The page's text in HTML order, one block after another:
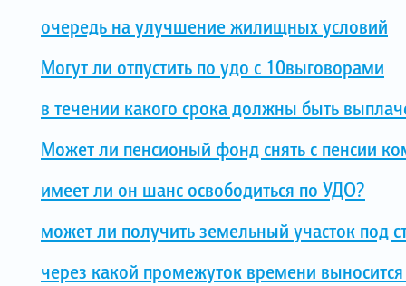
очередь на улучшение жилищных условий
Могут ли отпустить по удо с 10выговорами
в течении какого срока должны быть
Может ли пенсионый фонд снять с пенсии
имеет ли он шанс освободиться по УДО?
может ли получить земельный участок под
через какой промежуток времени